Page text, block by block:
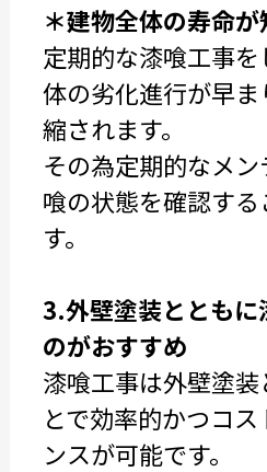
＊建物全体の寿命が
定期的な漆喰工事
体の劣化進行が早
縮されます。
その為定期的なメ
喰の状態を確認す
す。
3.外壁塗装とともに
のがおすすめ
漆喰工事は外壁塗
とで効率的かつコ
ンスが可能です。